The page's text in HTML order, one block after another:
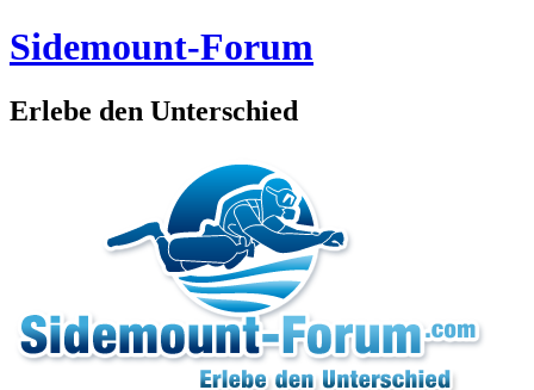
Sidemount-Forum
Erlebe den Unterschied